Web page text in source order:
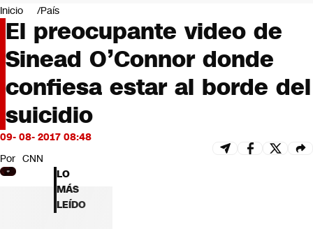
Negocios
Deportes
Programas completos
Cultura
Servicios
Bits
CNN tiempo
Futuro 360
Inicio País
El preocupante video de
Sinead O’Connor donde
confiesa estar al borde del
suicidio
09- 08- 2017 08:48
Por CNN
LO
MÁS
LEÍDO